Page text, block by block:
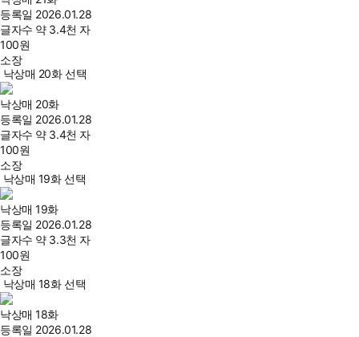
등록일 2026.01.28
글자수 약 3.4천 자
100원
소장
낙상매 20화 선택
낙상매 20화
등록일 2026.01.28
글자수 약 3.4천 자
100원
소장
낙상매 19화 선택
낙상매 19화
등록일 2026.01.28
글자수 약 3.3천 자
100원
소장
낙상매 18화 선택
낙상매 18화
등록일 2026.01.28